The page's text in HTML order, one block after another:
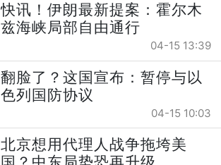
快讯！伊朗最新提案：霍尔木
兹海峡局部自由通行
04-15 13:39
翻脸了？这国宣布：暂停与以
色列国防协议
04-15 10:03
北京想用代理人战争拖垮美